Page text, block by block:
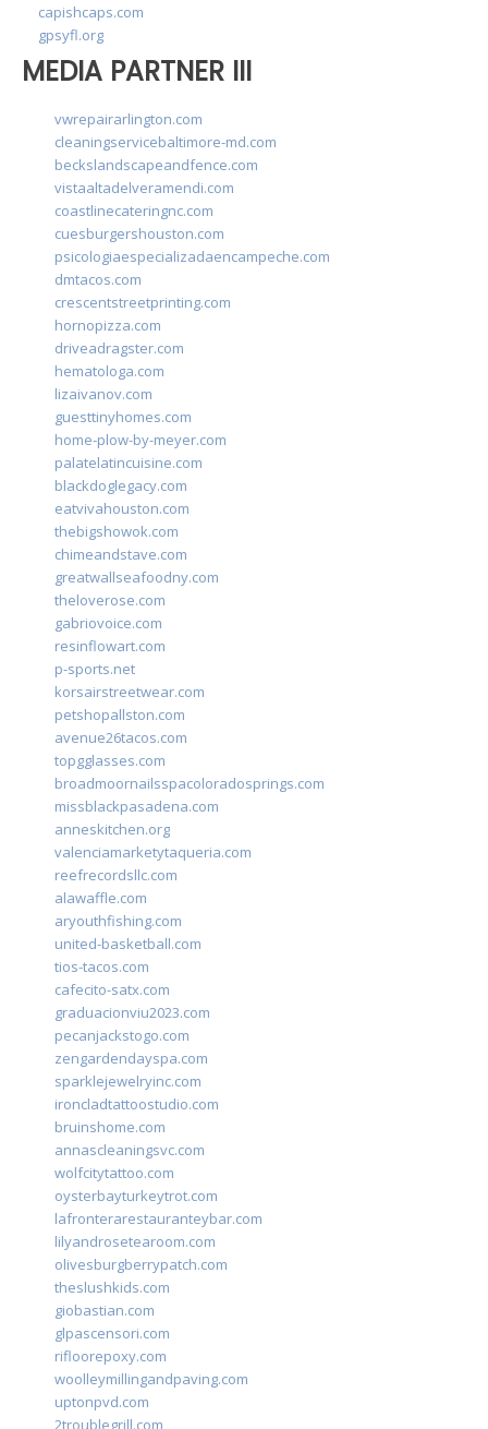
capishcaps.com
gpsyfl.org
MEDIA PARTNER III
vwrepairarlington.com
cleaningservicebaltimore-md.com
beckslandscapeandfence.com
vistaaltadelveramendi.com
coastlinecateringnc.com
cuesburgershouston.com
psicologiaespecializadaencampeche.com
dmtacos.com
crescentstreetprinting.com
hornopizza.com
driveadragster.com
hematologa.com
lizaivanov.com
guesttinyhomes.com
home-plow-by-meyer.com
palatelatincuisine.com
blackdoglegacy.com
eatvivahouston.com
thebigshowok.com
chimeandstave.com
greatwallseafoodny.com
theloverose.com
gabriovoice.com
resinflowart.com
p-sports.net
korsairstreetwear.com
petshopallston.com
avenue26tacos.com
topgglasses.com
broadmoornailsspacoloradosprings.com
missblackpasadena.com
anneskitchen.org
valenciamarketytaqueria.com
reefrecordsllc.com
alawaffle.com
aryouthfishing.com
united-basketball.com
tios-tacos.com
cafecito-satx.com
graduacionviu2023.com
pecanjackstogo.com
zengardendayspa.com
sparklejewelryinc.com
ironcladtattoostudio.com
bruinshome.com
annascleaningsvc.com
wolfcitytattoo.com
oysterbayturkeytrot.com
lafronterarestauranteybar.com
lilyandrosetearoom.com
olivesburgberrypatch.com
theslushkids.com
giobastian.com
glpascensori.com
rifloorepoxy.com
woolleymillingandpaving.com
uptonpvd.com
2troublegrill.com